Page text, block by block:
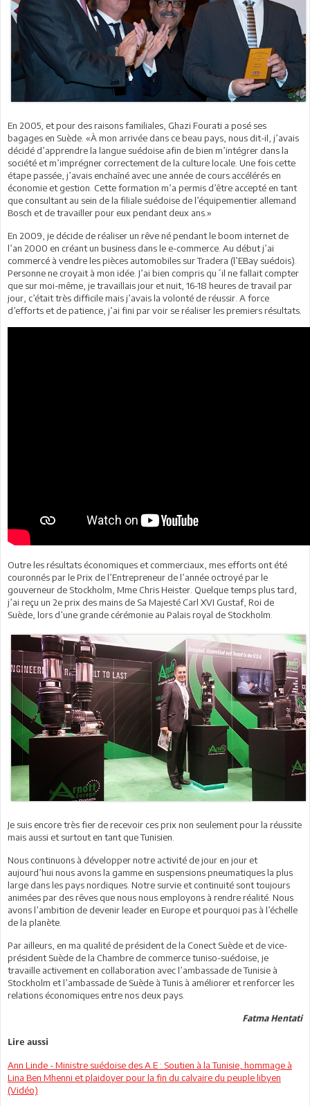
En 2005, et pour des raisons familiales, Ghazi Fourati a posé ses
bagages en Suède. «À mon arrivée dans ce beau pays, nous dit-il, j’avais
décidé d’apprendre la langue suédoise afin de bien m’intégrer dans la
société et m’imprégner correctement de la culture locale. Une fois cette
étape passée, j’avais enchaîné avec une année de cours accélérés en
économie et gestion. Cette formation m’a permis d’être accepté en tant
que consultant au sein de la filiale suédoise de l’équipementier allemand
Bosch et de travailler pour eux pendant deux ans.»
En 2009, je décide de réaliser un rêve né pendant le boom internet de
l’an 2000 en créant un business dans le e-commerce. Au début j’ai
commercé à vendre les pièces automobiles sur Tradera (l’EBay suédois).
Personne ne croyait à mon idée. J’ai bien compris qu´il ne fallait compter
que sur moi-même, je travaillais jour et nuit, 16-18 heures de travail par
jour, c’était très difficile mais j’avais la volonté de réussir. A force
d’efforts et de patience, j’ai fini par voir se réaliser les premiers résultats.
Outre les résultats économiques et commerciaux, mes efforts ont été
couronnés par le Prix de l’Entrepreneur de l’année octroyé par le
gouverneur de Stockholm, Mme Chris Heister. Quelque temps plus tard,
j’ai reçu un 2e prix des mains de Sa Majesté Carl XVI Gustaf, Roi de
Suède, lors d’une grande cérémonie au Palais royal de Stockholm.
Je suis encore très fier de recevoir ces prix non seulement pour la réussite
mais aussi et surtout en tant que Tunisien.
Nous continuons à développer notre activité de jour en jour et
aujourd’hui nous avons la gamme en suspensions pneumatiques la plus
large dans les pays nordiques. Notre survie et continuité sont toujours
animées par des rêves que nous nous employons à rendre réalité. Nous
avons l’ambition de devenir leader en Europe et pourquoi pas à l’échelle
de la planète.
Par ailleurs, en ma qualité de président de la Conect Suède et de vice-
président Suède de la Chambre de commerce tuniso-suédoise, je
travaille activement en collaboration avec l’ambassade de Tunisie à
Stockholm et l’ambassade de Suède à Tunis à améliorer et renforcer les
relations économiques entre nos deux pays.
Fatma Hentati
Lire aussi
Ann Linde - Ministre suédoise des A.E : Soutien à la Tunisie, hommage à
Lina Ben Mhenni et plaidoyer pour la fin du calvaire du peuple libyen
(Vidéo)